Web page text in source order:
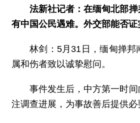
法新社记者：在缅甸北部
有中国公民遇难。外交部能否
林剑：5月31日，缅甸掸
属和伤者致以诚挚慰问。
事件发生后，中方第一时
注调查进展，为事故善后提供必